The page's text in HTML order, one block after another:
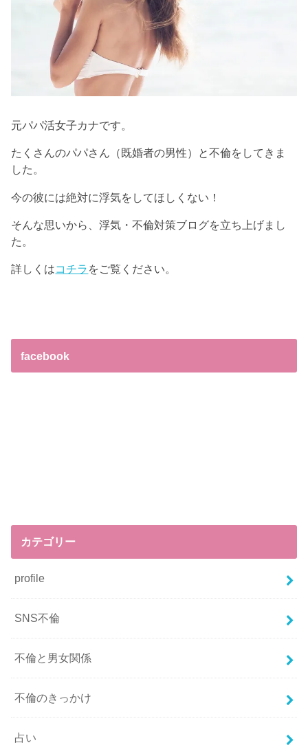
元パパ活女子カナです。
たくさんのパパさん（既婚者の男性）と不倫をしてきま
した。
今の彼には絶対に浮気をしてほしくない！
そんな思いから、浮気・不倫対策ブログを立ち上げまし
た。
詳しくはコチラ をご覧ください。
facebook
カテゴリー
profile
SNS不倫
不倫と男女関係
不倫のきっかけ
占い